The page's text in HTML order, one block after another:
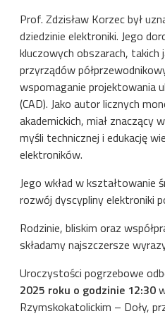
Prof. Zdzisław Korzec był
dziedzinie elektroniki. Jego
kluczowych obszarach, takich
przyrządów
wspomaganie projektowania
(CAD). Jako autor licznych
akademickich, miał znaczący
myśli technicznej i edukację
elektroników.
Jego wkład w kształtowanie
rozwój dyscypliny elektroniki
Rodzinie, bliskim oraz
składamy najszczersze
Uroczystości pogrzebowe
2025 roku o godzinie 12:30
Rzymskokatolickim – Doły,